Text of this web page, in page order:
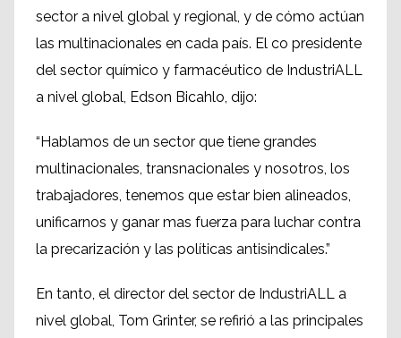
sector a nivel global y regional, y de cómo actúan
las multinacionales en cada país. El co presidente
del sector químico y farmacéutico de IndustriALL
a nivel global, Edson Bicahlo, dijo:
“Hablamos de un sector que tiene grandes
multinacionales, transnacionales y nosotros, los
trabajadores, tenemos que estar bien alineados,
unificarnos y ganar mas fuerza para luchar contra
la precarización y las políticas antisindicales.”
En tanto, el director del sector de IndustriALL a
nivel global, Tom Grinter, se refirió a las principales